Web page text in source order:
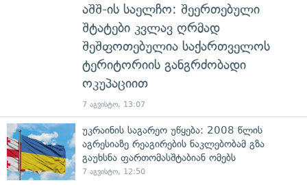
აშშ-ის საელჩო: შეერთებული
შტატები კვლავ ღრმად
შეშფოთებულია საქართველოს
ტერიტორიის განგრძობადი
ოკუპაციით
7 აგვისტო, 13:07
უკრაინის საგარეო უწყება: 2008 წლის
აგრესიაზე რეაგირების ნაკლებობამ გზა
გაუხსნა ფართომასშტაბიან ომებს
7 აგვისტო, 12:50